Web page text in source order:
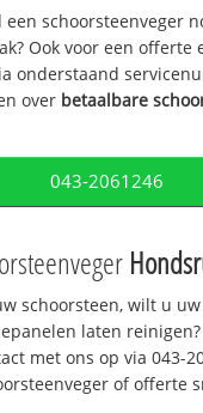
schoorsteenveger
Ook voor een offerte
onderstaand
over betaalbare
043-2061246
schoorsteen, wilt u
laten
met ons op via 043-
of offerte